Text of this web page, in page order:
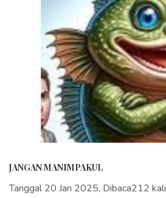
JANGAN MANIMPAKUL
Tanggal 20 Jan 2025, Dibaca212 kali